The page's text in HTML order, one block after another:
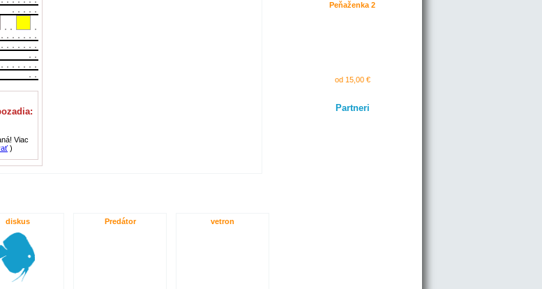
Viac
)
diskus Predátor vetron
Peňaženka 2
od 15,00 €
Partneri